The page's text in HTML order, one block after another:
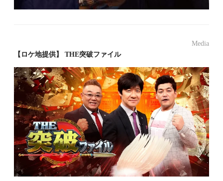
Media
【ロケ地提供】 THE突破ファイル